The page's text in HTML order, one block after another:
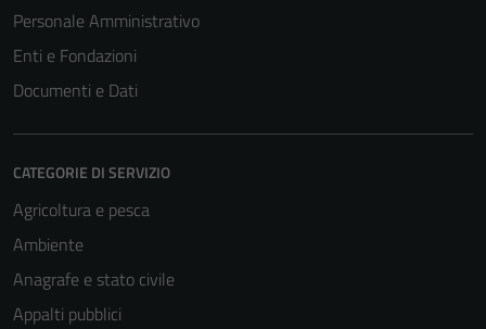
Personale Amministrativo
Enti e Fondazioni
Documenti e Dati
CATEGORIE DI SERVIZIO
Agricoltura e pesca
Ambiente
Anagrafe e stato civile
Appalti pubblici